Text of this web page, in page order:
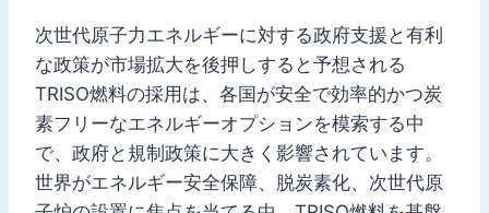
次世代原子力エネルギーに対する政府支援と有利
な政策が市場拡大を後押しすると予想される
TRISO燃料の採用は、各国が安全で効率的かつ炭
素フリーなエネルギーオプションを模索する中
で、政府と規制政策に大きく影響されています。
世界がエネルギー安全保障、脱炭素化、次世代原